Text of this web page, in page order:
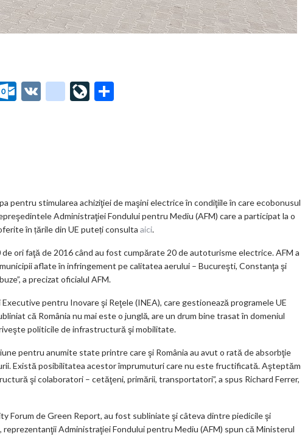
O
m
V
g
o
o
k
m
ar
ks
Li
pentru stimularea achiziţiei de maşini electrice în condiţiile în care ecobonusul
Administraţiei Fondului pentru Mediu (AFM) care a participat la o
în țările din UE puteți consulta aici.
ori faţă de 2016 când au fost cumpărate 20 de autoturisme electrice. AFM a
aflate în infringement pe calitatea aerului – Bucureşti, Constanţa şi
a precizat oficialul AFM.
pentru Inovare şi Reţele (INEA), care gestionează programele UE
că România nu mai este o junglă, are un drum bine trasat în domeniul
politicile de infrastructură şi mobilitate.
pentru anumite state printre care şi România au avut o rată de absorbţie
Există posibilitatea acestor împrumuturi care nu este fructificată. Aşteptăm
şi colaboratori – cetăţeni, primării, transportatori”, a spus Richard Ferrer,
Forum de Green Report, au fost subliniate şi câteva dintre piedicile şi
Administraţiei Fondului pentru Mediu (AFM) spun că Ministerul